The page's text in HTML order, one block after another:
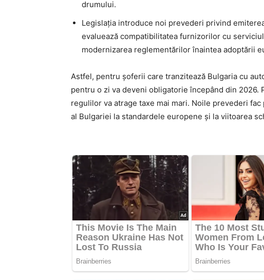
drumului.
Legislația introduce noi prevederi privind
evaluează compatibilitatea furnizorilor cu
modernizarea reglementărilor înaintea adoptării
Astfel, pentru șoferii care tranzitează Bulgaria cu
pentru o zi va deveni obligatorie începând din
regulilor va atrage taxe mai mari. Noile prevederi
al Bulgariei la standardele europene și la viitoarea